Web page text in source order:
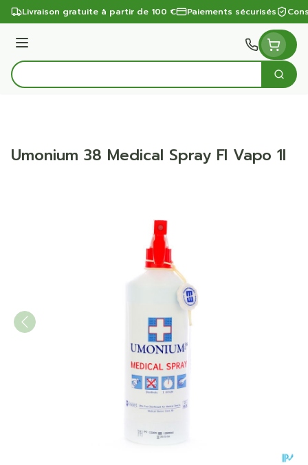
Aller au contenu
Livraison gratuite à partir de 100 € Paiements sécurisés
Menu
Rechercher
Umonium 38 Medical Spray Fl Vapo 1l